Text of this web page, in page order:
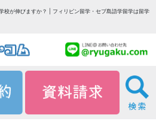
校が伸びますか？ | フィリピン留学・セブ島語学留学は留学